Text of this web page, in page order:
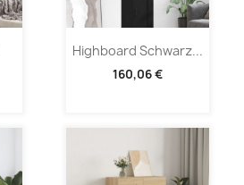
Highboard Schwarz...
160,06 €